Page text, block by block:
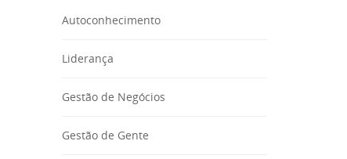
Autoconhecimento
Liderança
Gestão de Negócios
Gestão de Gente